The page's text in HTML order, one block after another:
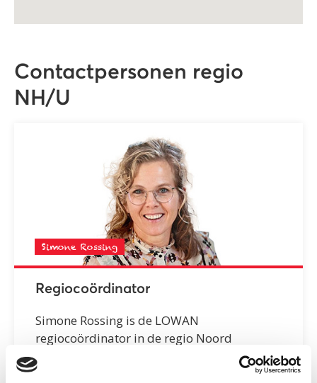
Contactpersonen regio
NH/U
Simone Rossing
Regiocoördinator
Simone Rossing is de LOWAN
regiocoördinator in de regio Noord
Holland/Utrecht. Simone werkt als directeur
van onder andere ‘Amsteltaal’ in